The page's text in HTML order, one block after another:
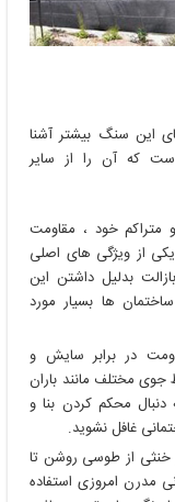
این سنگ بیشتر آشنا
که آن را از سایر
متراکم خود ، مقاومت
یکی از ویژگی های اصلی
بدلیل داشتن این
ها بسیار مورد
در برابر سایش و
جوی مختلف مانند باران
محکم کردن بنا و
غافل نشوید.
خنثی از طوسی روشن تا
امروزی استفاده